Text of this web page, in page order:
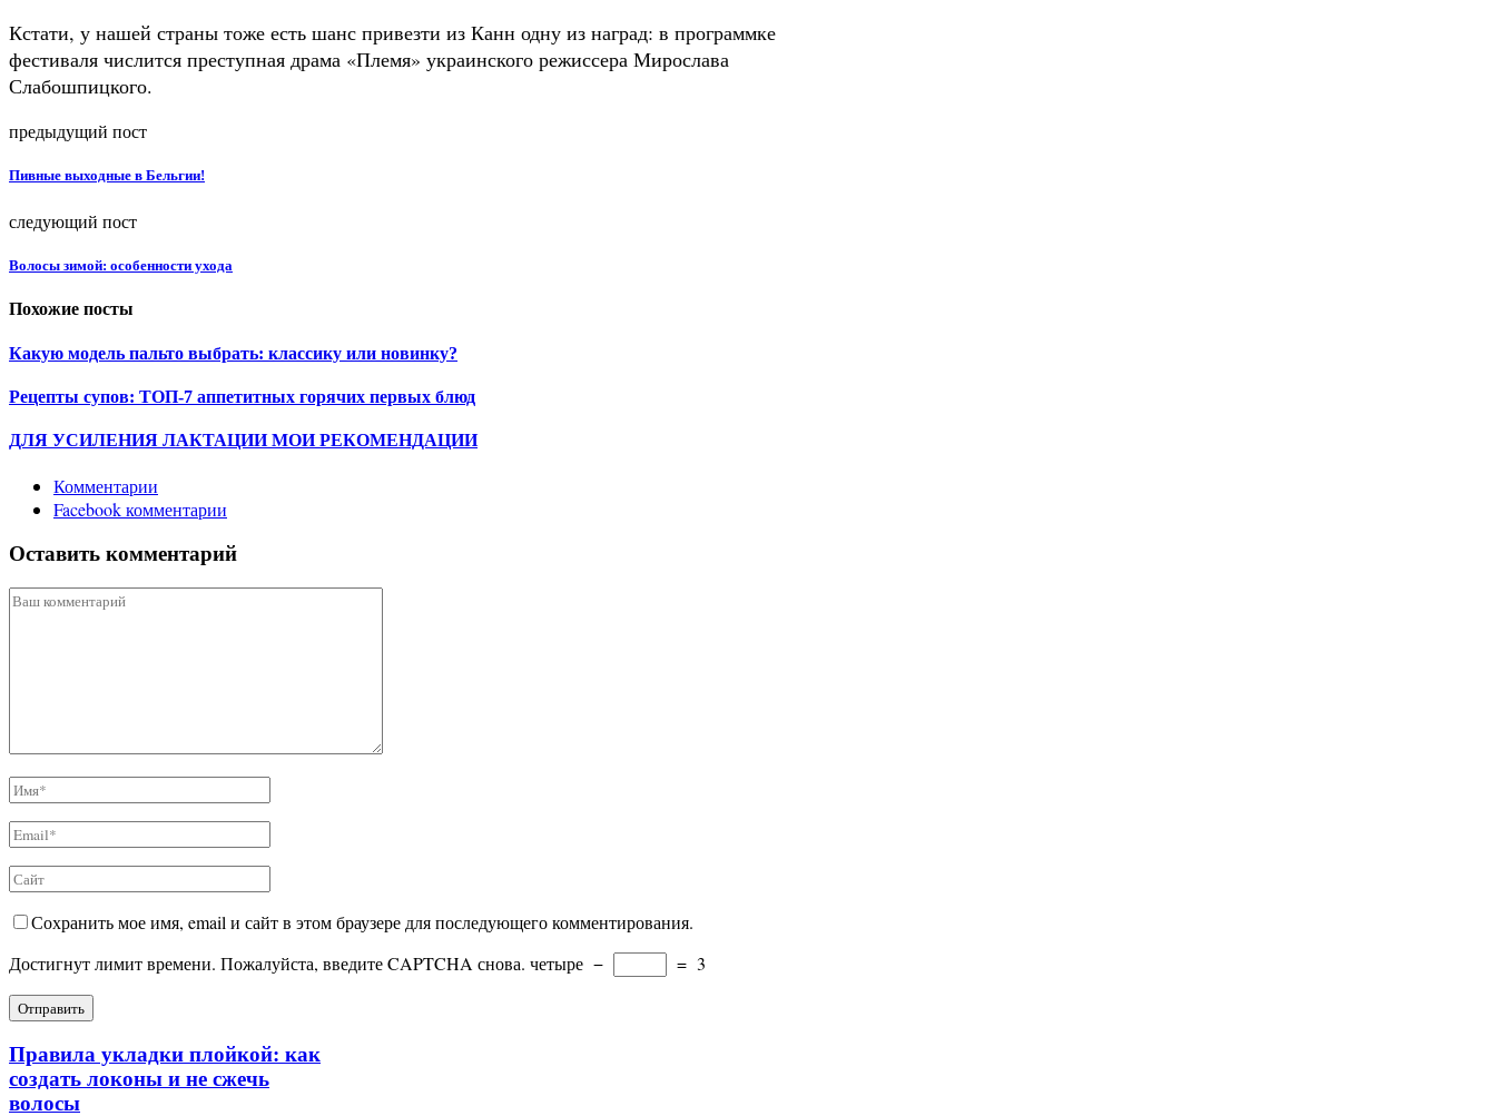
Кстати, у нашей страны тоже есть шанс привезти из Канн одну из наград: в программке
фестиваля числится преступная драма «Племя» украинского режиссера Мирослава
Слабошпицкого.
предыдущий пост
Пивные выходные в Бельгии!
следующий пост
Волосы зимой: особенности ухода
Похожие посты
Какую модель пальто выбрать: классику или новинку?
Рецепты супов: ТОП-7 аппетитных горячих первых блюд
ДЛЯ УСИЛЕНИЯ ЛАКТАЦИИ МОИ РЕКОМЕНДАЦИИ
Комментарии
Facebook комментарии
Оставить комментарий
Сохранить мое имя, email и сайт в этом браузере для последующего комментирования.
Достигнут лимит времени. Пожалуйста, введите CAPTCHA снова. четыре − = 3
Правила укладки плойкой: как
создать локоны и не сжечь
волосы